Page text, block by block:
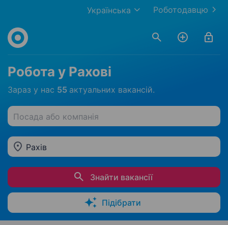
Роботодавцю
Українська
Робота у Рахові
Зараз у нас 55 актуальних вакансій.
Посада або компанія
Рахів
Знайти вакансії
Підібрати